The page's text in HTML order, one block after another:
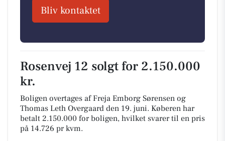
Bliv kontaktet
Rosenvej 12 solgt for 2.150.000
kr.
Boligen overtages af Freja Emborg Sørensen og
Thomas Leth Overgaard den 19. juni. Køberen har
betalt 2.150.000 for boligen, hvilket svarer til en pris
på 14.726 pr kvm.